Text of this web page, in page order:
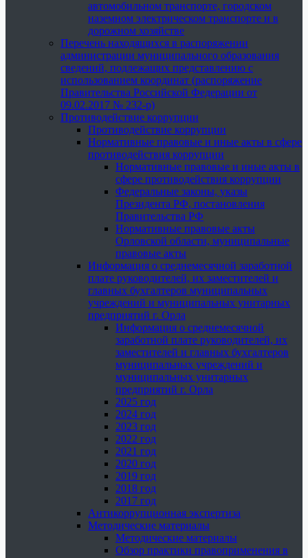
автомобильном транспорте, городском
наземном электрическом транспорте и в
дорожном хозяйстве
Перечень находящихся в распоряжении
администрации муниципального образования
сведений, подлежащих представлению с
использованием координат (распоряжение
Правительства Российской Федерации от
09.02.2017 № 232-р)
Противодействие коррупции
Противодействие коррупции
Нормативные правовые и иные акты в сфере
противодействия коррупции
Нормативные правовые и иные акты в
сфере противодействия коррупции
Федеральные законы, указы
Президента РФ, постановления
Правительства РФ
Нормативные правовые акты
Орловской области, муниципальные
правовые акты
Информация о среднемесячной заработной
плате руководителей, их заместителей и
главных бухгалтеров муниципальных
учреждений и муниципальных унитарных
предприятий г. Орла
Информация о среднемесячной
заработной плате руководителей, их
заместителей и главных бухгалтеров
муниципальных учреждений и
муниципальных унитарных
предприятий г. Орла
2025 год
2024 год
2023 год
2022 год
2021 год
2020 год
2019 год
2018 год
2017 год
Антикоррупционная экспертиза
Методические материалы
Методические материалы
Обзор практики правоприменения в